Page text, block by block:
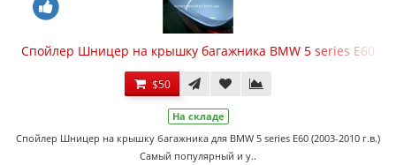
Спойлер Шницер на крышку багажника BMW 5 series E60
$50
На складе
Спойлер Шницер на крышку багажника для BMW 5 series E60 (2003-2010 г.в.)
Самый популярный и у..